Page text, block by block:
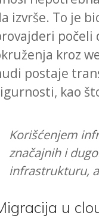
izvrše. To je
kroz
postaje
kao
Korišćenjem
značajnih i
infrastrukturu,
u